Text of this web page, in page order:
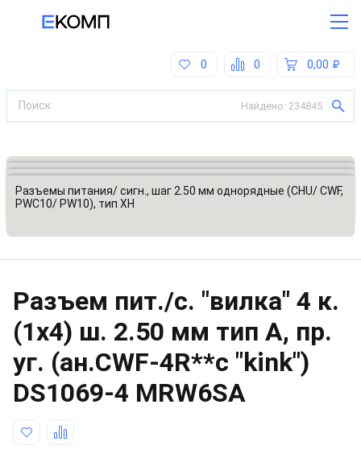
0,00
0
0
Найдено: 234845
Все категории
Разъемы, соединители
Разъемы питания (сигнальные)
Разъемы питания/ сигн., шаг 2.50 мм однорядные (CHU/ CWF,
PWC10/ PW10), тип XH
Разъем пит./с. "вилка" 4 к.
(1x4) ш. 2.50 мм тип A, пр.
уг. (ан.CWF-4R**с "kink")
DS1069-4 MRW6SA